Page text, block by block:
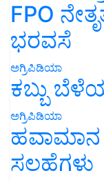
FPO
ಭರವಸೆ
ಅಗ್ರಿಪಿಡಿಯಾ
ಕಬ್ಬು
ಅಗ್ರಿಪಿಡಿಯಾ
ಹವಾಮಾನ
ಸಲಹೆಗಳು